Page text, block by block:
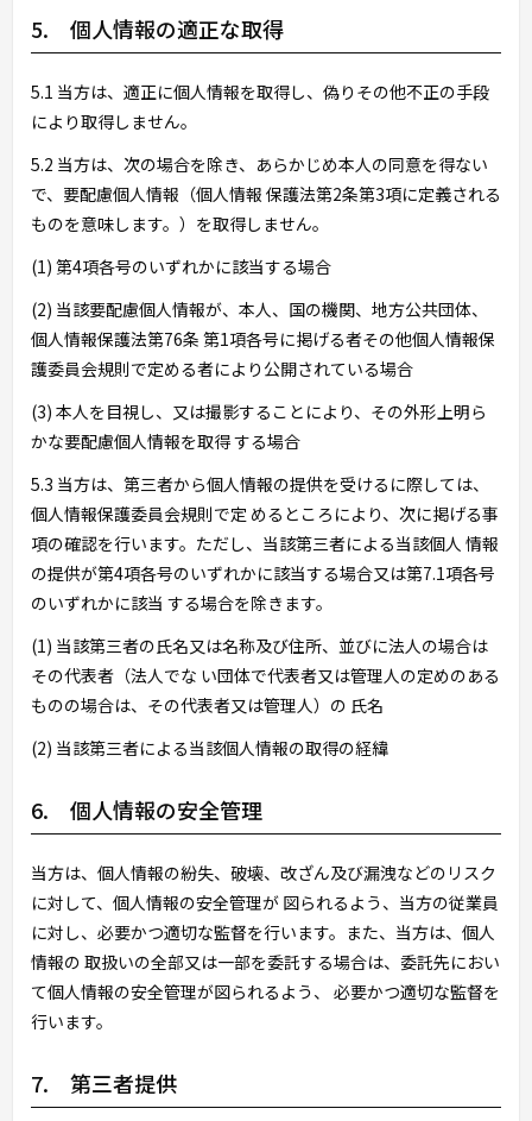
5. 個人情報の適正な取得
5.1 当方は、適正に個人情報を取得し、偽りその他不正の手段
により取得しません。
5.2 当方は、次の場合を除き、あらかじめ本人の同意を得ない
で、要配慮個人情報（個人情報 保護法第2条第3項に定義される
ものを意味します。）を取得しません。
(1) 第4項各号のいずれかに該当する場合
(2) 当該要配慮個人情報が、本人、国の機関、地方公共団体、
個人情報保護法第76条 第1項各号に掲げる者その他個人情報保
護委員会規則で定める者により公開されている場合
(3) 本人を目視し、又は撮影することにより、その外形上明ら
かな要配慮個人情報を取得 する場合
5.3 当方は、第三者から個人情報の提供を受けるに際しては、
個人情報保護委員会規則で定 めるところにより、次に掲げる事
項の確認を行います。ただし、当該第三者による当該個人 情報
の提供が第4項各号のいずれかに該当する場合又は第7.1項各号
のいずれかに該当 する場合を除きます。
(1) 当該第三者の氏名又は名称及び住所、並びに法人の場合は
その代表者（法人でな い団体で代表者又は管理人の定めのある
ものの場合は、その代表者又は管理人）の 氏名
(2) 当該第三者による当該個人情報の取得の経緯
6. 個人情報の安全管理
当方は、個人情報の紛失、破壊、改ざん及び漏洩などのリスク
に対して、個人情報の安全管理が 図られるよう、当方の従業員
に対し、必要かつ適切な監督を行います。また、当方は、個人
情報の 取扱いの全部又は一部を委託する場合は、委託先におい
て個人情報の安全管理が図られるよう、 必要かつ適切な監督を
行います。
7. 第三者提供